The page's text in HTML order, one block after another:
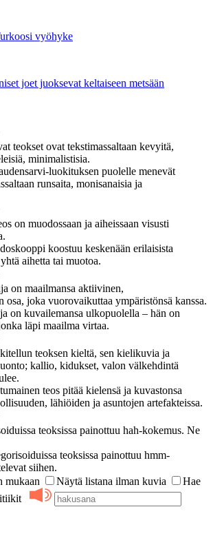
vyöhyke
joet juoksevat keltaiseen metsään
teokset ovat tekstimassaltaan kevyitä,
minimalistisia.
luokituksen puolelle menevät
runsaita, monisanaisia ja
on muodossaan ja aiheissaan visusti
koostuu keskenään erilaisista
aihetta tai muotoa.
on maailmansa aktiivinen,
osa, joka vuorovaikuttaa ympäristönsä kanssa.
on kuvailemansa ulkopuolella – hän on
läpi maailma virtaa.
teoksen kieltä, sen kielikuvia ja
kallio, kidukset, valon välkehdintä
teos pitää kielensä ja kuvastonsa
lähiöiden ja asuntojen artefakteissa.
teoksissa painottuu hah-kokemus. Ne
teoksissa painottuu hmm-
siihen.
mukaan
Näytä listana ilman kuvia
Hae